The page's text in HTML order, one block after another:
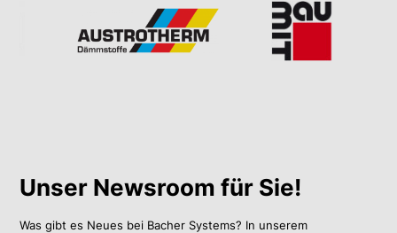
Unser Newsroom für Sie!
Was gibt es Neues bei Bacher Systems? In unserem